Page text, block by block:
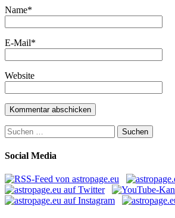
Name*
E-Mail*
Website
Suchen
nach:
Social Media